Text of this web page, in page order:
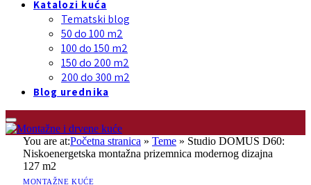
Katalozi kuća
Tematski blog
50 do 100 m2
100 do 150 m2
150 do 200 m2
200 do 300 m2
Blog urednika
You are at:Početna stranica » Teme » Studio DOMUS D60:
Niskoenergetska montažna prizemnica modernog dizajna
127 m2
MONTAŽNE KUĆE